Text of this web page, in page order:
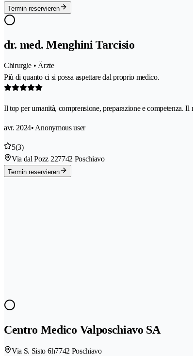
Termin reservieren
dr. med. Menghini Tarcisio
Chirurgie • Ärzte
Più di quanto ci si possa aspettare dal proprio medico.
Il top per umanità, comprensione, preparazione e competenza.
avr. 2024• Anonymous user
5(3)
Via dal Pozz 227742 Poschiavo
Termin reservieren
Centro Medico Valposchiavo SA
Via S. Sisto 6h7742 Poschiavo